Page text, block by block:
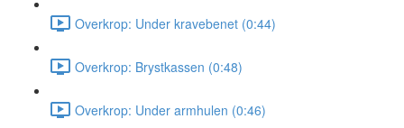
Overkrop: Under kravebenet (0:44)
Overkrop: Brystkassen (0:48)
Overkrop: Under armhulen (0:46)